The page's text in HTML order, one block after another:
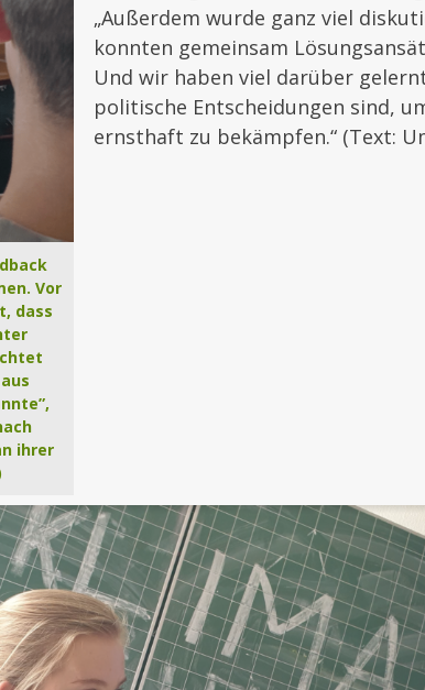
Vor
dass
ihrer
„Außerdem wurde ganz viel
konnten gemeinsam
Und wir haben viel darüber
politische Entscheidungen sind,
ernsthaft zu bekämpfen.“ (Text: